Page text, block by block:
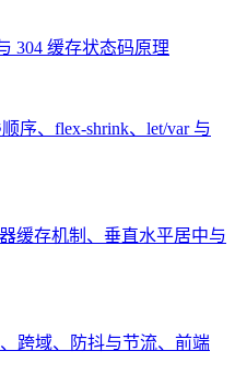
304 缓存状态码原理
序、flex-shrink、let/var 与
缓存机制、垂直水平居中与
跨域、防抖与节流、前端